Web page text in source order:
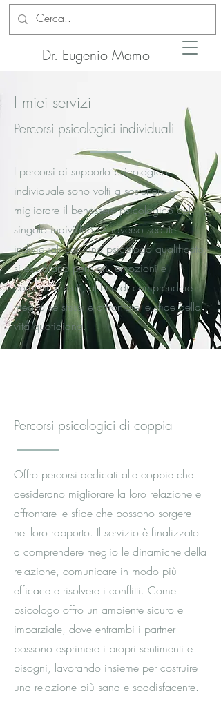
Dr. Eugenio Mamo
I miei servizi
Percorsi psicologici individuali
I percorsi di supporto psicologico
individuale sono volti a sostenere e
migliorare il benessere psicologico del
singolo individuo. Attraverso sedute
individuali con uno psicologo qualificato,
si esplorano pensieri, emozioni e
comportamenti, al fine di comprendere
meglio se stessi e affrontare le sfide della
vita quotidiana.
Percorsi psicologici di coppia
Offro percorsi dedicati alle coppie che
desiderano migliorare la loro relazione e
affrontare le sfide che possono sorgere
nel loro rapporto. Il servizio è finalizzato
a comprendere meglio le dinamiche della
relazione, comunicare in modo più
efficace e risolvere i conflitti. Come
psicologo offro un ambiente sicuro e
imparziale, dove entrambi i partner
possono esprimere i propri sentimenti e
bisogni, lavorando insieme per costruire
una relazione più sana e soddisfacente.